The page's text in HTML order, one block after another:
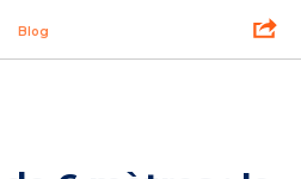
Blog